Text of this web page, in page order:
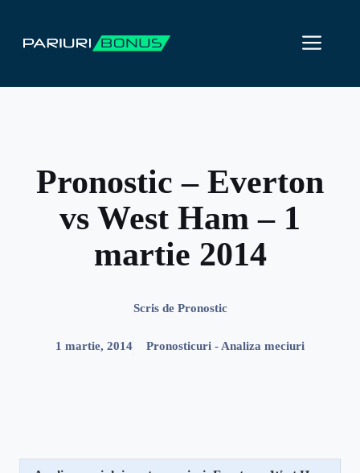
conținut
Pronostic – Everton
vs West Ham – 1
martie 2014
Scris de Pronostic
1 martie, 2014 Pronosticuri - Analiza meciuri